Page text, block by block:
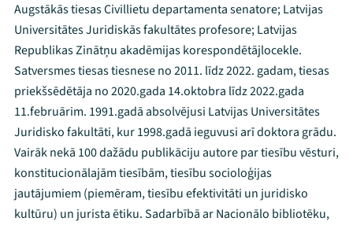
Augstākās tiesas Civillietu departamenta senatore; Latvijas
Universitātes Juridiskās fakultātes profesore; Latvijas
Republikas Zinātņu akadēmijas korespondētājlocekle.
Satversmes tiesas tiesnese no 2011. līdz 2022. gadam, tiesas
priekšsēdētāja no 2020.gada 14.oktobra līdz 2022.gada
11.februārim. 1991.gadā absolvējusi Latvijas Universitātes
Juridisko fakultāti, kur 1998.gadā ieguvusi arī doktora grādu.
Vairāk nekā 100 dažādu publikāciju autore par tiesību vēsturi,
konstitucionālajām tiesībām, tiesību socioloģijas
jautājumiem (piemēram, tiesību efektivitāti un juridisko
kultūru) un jurista ētiku. Sadarbībā ar Nacionālo bibliotēku,